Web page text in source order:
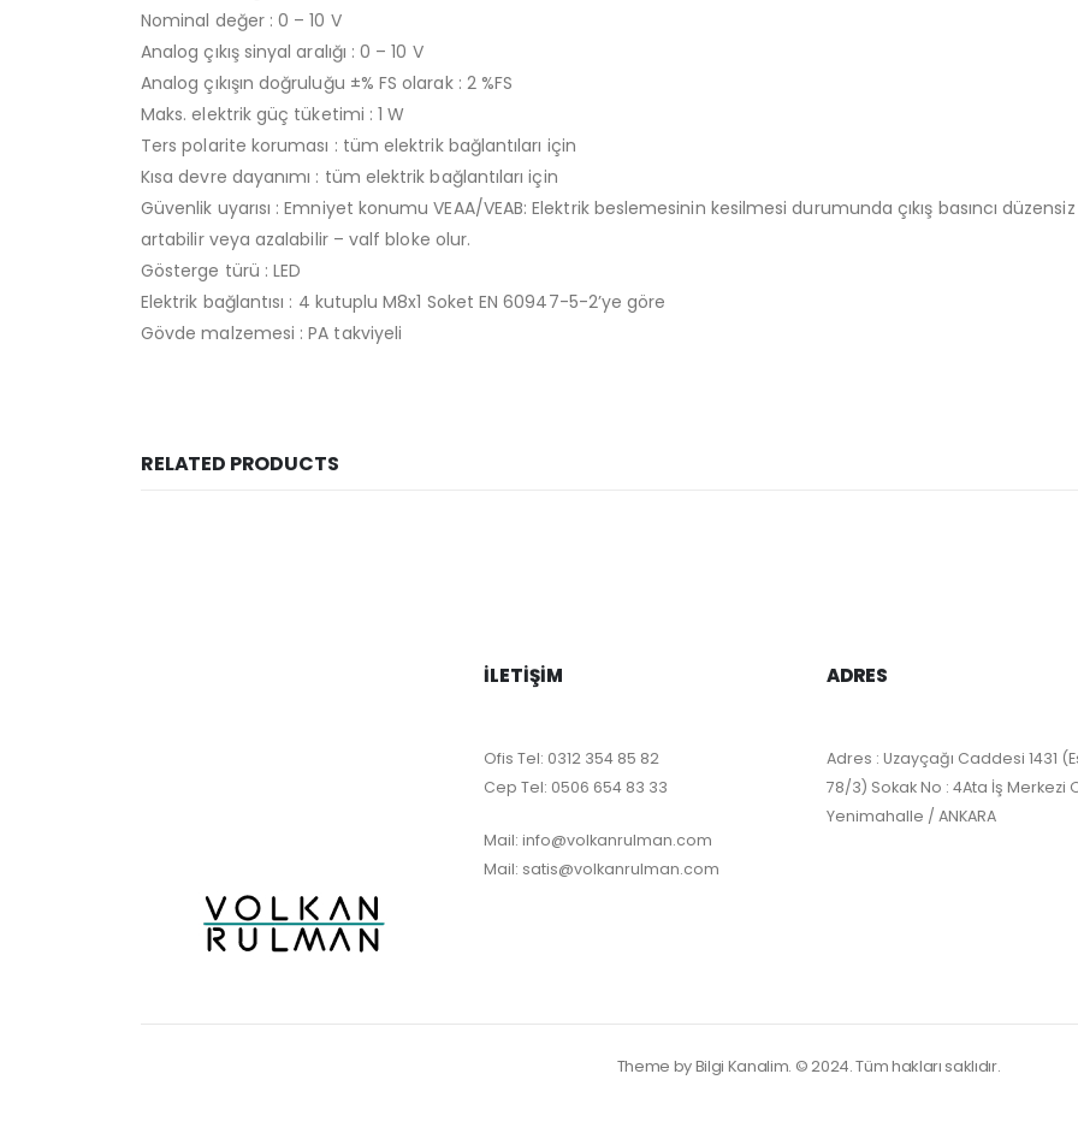
Nominal değer : 0 – 10 V
Analog çıkış sinyal aralığı : 0 – 10 V
Analog çıkışın doğruluğu ±% FS olarak : 2 %FS
Maks. elektrik güç tüketimi : 1 W
Ters polarite koruması : tüm elektrik bağlantıları için
Kısa devre dayanımı : tüm elektrik bağlantıları için
Güvenlik uyarısı : Emniyet konumu VEAA/VEAB: Elektrik beslemesinin kesilmesi durumunda çıkış basıncı düzensiz
artabilir veya azalabilir – valf bloke olur.
Gösterge türü : LED
Elektrik bağlantısı : 4 kutuplu M8x1 Soket EN 60947-5-2’ye göre
Gövde malzemesi : PA takviyeli
RELATED PRODUCTS
İLETIŞIM
Ofis Tel: 0312 354 85 82
Cep Tel: 0506 654 83 33
Mail: info@volkanrulman.com
Mail: satis@volkanrulman.com
ADRES
Adres : Uzayçağı Caddesi 1431
78/3) Sokak No : 4Ata İş Merkezi
Yenimahalle / ANKARA
Theme by Bilgi Kanalim. © 2024. Tüm hakları saklıdır.